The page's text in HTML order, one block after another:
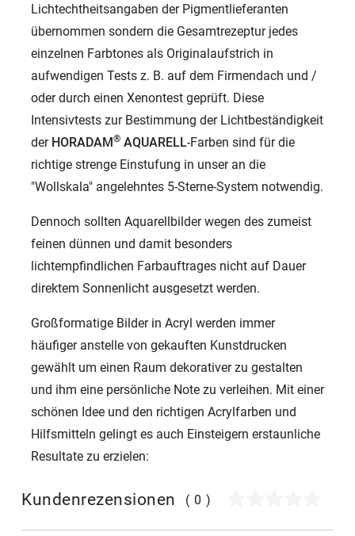
Lichtechtheitsangaben der Pigmentlieferanten
übernommen sondern die Gesamtrezeptur jedes
einzelnen Farbtones als Originalaufstrich in
aufwendigen Tests z. B. auf dem Firmendach und /
oder durch einen Xenontest geprüft. Diese
Intensivtests zur Bestimmung der Lichtbeständigkeit
der HORADAM® AQUARELL-Farben sind für die
richtige strenge Einstufung in unser an die
"Wollskala" angelehntes 5-Sterne-System notwendig.
Dennoch sollten Aquarellbilder wegen des zumeist
feinen dünnen und damit besonders
lichtempfindlichen Farbauftrages nicht auf Dauer
direktem Sonnenlicht ausgesetzt werden.
Großformatige Bilder in Acryl werden immer
häufiger anstelle von gekauften Kunstdrucken
gewählt um einen Raum dekorativer zu gestalten
und ihm eine persönliche Note zu verleihen. Mit einer
schönen Idee und den richtigen Acrylfarben und
Hilfsmitteln gelingt es auch Einsteigern erstaunliche
Resultate zu erzielen:
Kundenrezensionen (0)